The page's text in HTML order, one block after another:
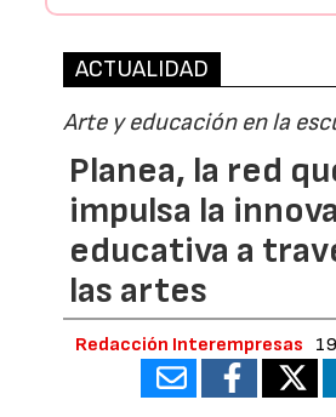
ACTUALIDAD
Arte y educación en la
Planea, la red
impulsa la
educativa a
las artes
Redacción Interempresas